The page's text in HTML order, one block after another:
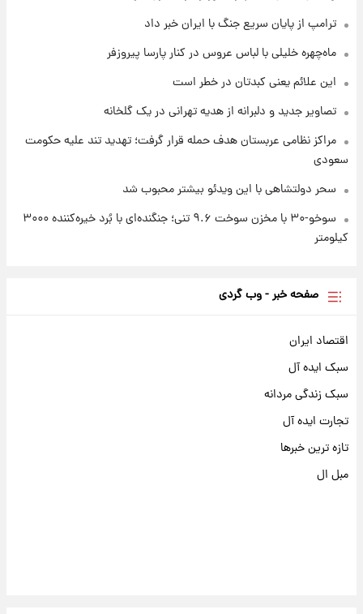
۱ روز پیش
+جدول
ترامپ از پایان سریع جنگ با ایران خبر داد
ماه‌چهره خلیلی با لباس عروس در کنار پارسا پیروزفر
این علائم یعنی کبدتان در خطر است
تصاویر جدید و دلبرانه از هدیه تهرانی در یک گلخانه
مراکز نظامی عربستان هدف حمله قرار گرفت؛ تهدید تند علیه حکومت
سعودی
سحر دولتشاهی با این ویدئو بیشتر محبوب شد
سوخو-۳۰ با مخزن سوخت ۹.۶ تنی؛ جنگنده‌ای با بُرد خیره‌کننده ۳۰۰۰
کیلومتر
صفحه خبر - وب گردی
اقتصاد ایران
سبک ایده آل
سبک زندگی مردانه
تجارت ایده آل
تازه ترین خبرها
مبل ال